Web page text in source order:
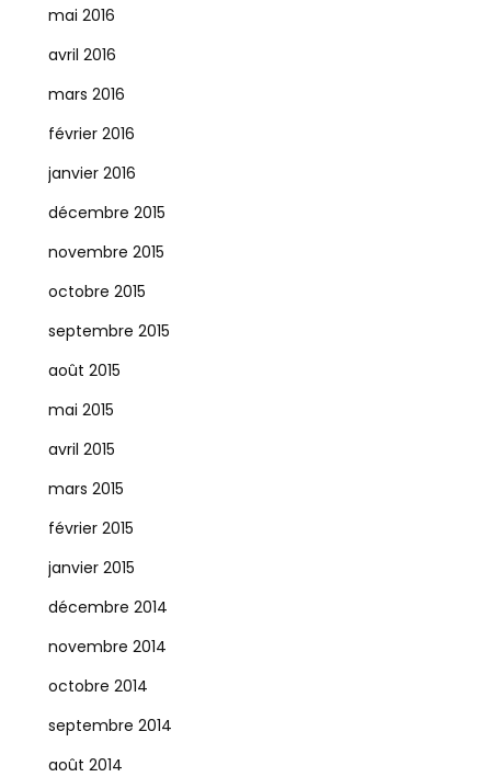
mai 2016
avril 2016
mars 2016
février 2016
janvier 2016
décembre 2015
novembre 2015
octobre 2015
septembre 2015
août 2015
mai 2015
avril 2015
mars 2015
février 2015
janvier 2015
décembre 2014
novembre 2014
octobre 2014
septembre 2014
août 2014